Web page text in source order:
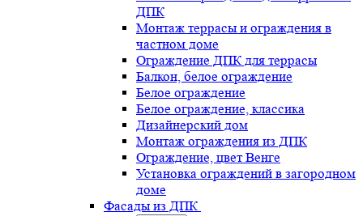
ДПК
Монтаж террасы и ограждения в
частном доме
Ограждение ДПК для террасы
Балкон, белое ограждение
Белое ограждение
Белое ограждение, классика
Дизайнерский дом
Монтаж ограждения из ДПК
Ограждение, цвет Венге
Установка ограждений в загородном
доме
Фасады из ДПК